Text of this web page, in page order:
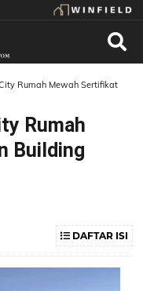
Rumah Mewah Sertifikat
Rumah
Building
DAFTAR ISI